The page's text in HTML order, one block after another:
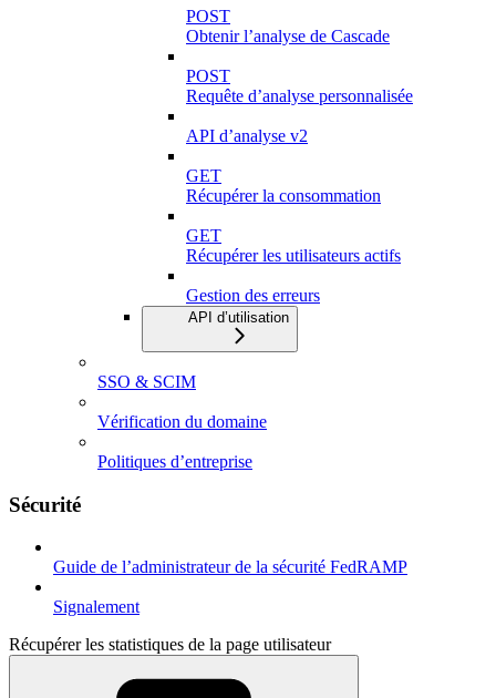
POST
Obtenir l’analyse de Cascade
POST
Requête d’analyse personnalisée
API d’analyse v2
GET
Récupérer la consommation
GET
Récupérer les utilisateurs actifs
Gestion des erreurs
API d’utilisation
SSO & SCIM
Vérification du domaine
Politiques d’entreprise
Sécurité
Guide de l’administrateur de la sécurité FedRAMP
Signalement
Récupérer les statistiques de la page utilisateur